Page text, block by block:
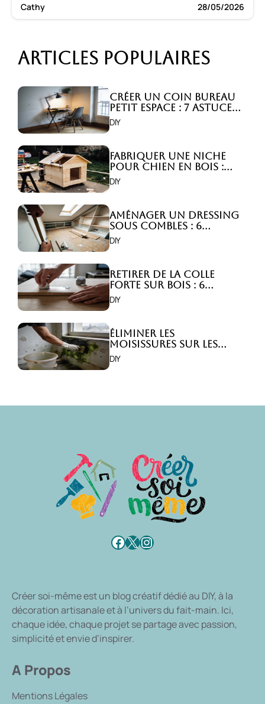
Cathy 28/05/2026
Articles populaires
Créer un coin bureau
petit espace : 7 astuces
malignes!
DIY
Fabriquer une niche
pour chien en bois :
Comment faire ?
DIY
Aménager un dressing
sous combles : 6
astuces indispensables
!
DIY
Retirer de la colle
forte sur bois : 6
astuces efficaces !
DIY
Éliminer les
moisissures sur les
murs : 5 solutions
efficaces ?
DIY
Facebook
X Instagram
Créer soi-mêmeest un blog créatif dédié au DIY, à la
décoration artisanale et à l’univers du fait-main. Ici,
chaque idée, chaque projet se partage avec passion,
simplicité et envie d’inspirer.
A Propos
Mentions Légales